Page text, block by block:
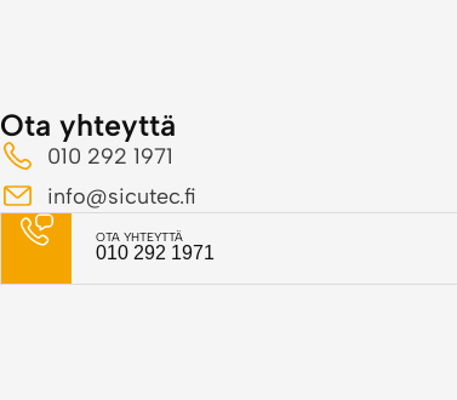
Ota yhteyttä
010 292 1971
info@sicutec.fi
OTA YHTEYTTÄ
010 292 1971